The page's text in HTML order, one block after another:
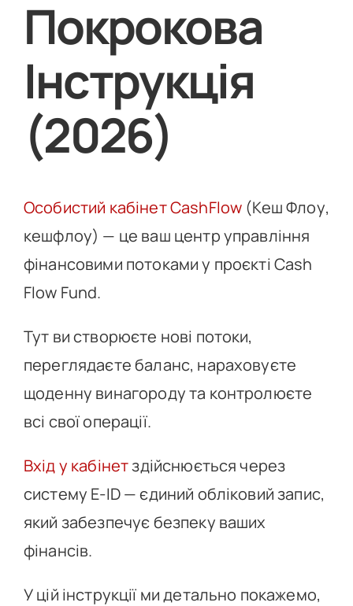
Покрокова
Інструкція
(2026)
Особистий кабінет CashFlow (Кеш Флоу,
кешфлоу) — це ваш центр управління
фінансовими потоками у проєкті Cash
Flow Fund.
Тут ви створюєте нові потоки,
переглядаєте баланс, нараховуєте
щоденну винагороду та контролюєте
всі свої операції.
Вхід у кабінетздійснюється через
систему E-ID — єдиний обліковий запис,
який забезпечує безпеку ваших
фінансів.
У цій інструкції ми детально покажемо,